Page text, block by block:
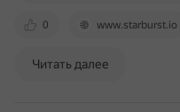
0 www.starburst.io
Читать далее